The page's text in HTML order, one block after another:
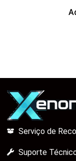
Serviço de
Suporte